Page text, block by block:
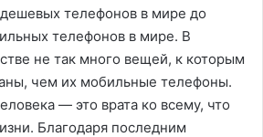
телефонов в мире до
телефонов в мире. В
не так много вещей, к которым
чем их мобильные телефоны.
— это врата ко всему, что
Благодаря последним